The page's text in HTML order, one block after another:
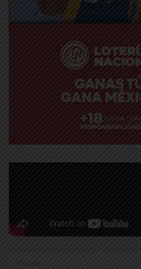
Podcast